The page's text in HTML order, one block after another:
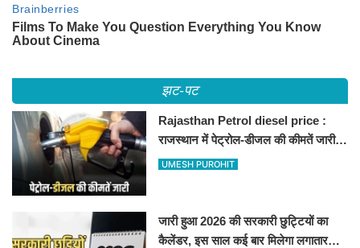
झट-पट
Rajasthan Petrol diesel price :
राजस्थान में पेट्रोल-डीजल की कीमतें जारी,
जानिए बीकानेर समेत पुरे प्रदेश में नए रेट
UMESH PUROHIT
जारी हुआ 2026 की सरकारी छुट्टियों का
कैलेंडर, इस साल कई बार मिलेगा लगातार